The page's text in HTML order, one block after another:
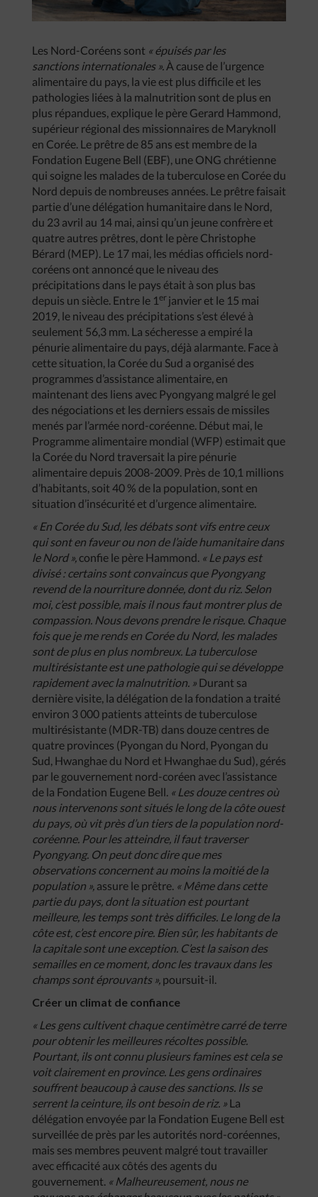
Les Nord-Coréens sont « épuisés par les
sanctions internationales ». À cause de l’urgence
alimentaire du pays, la vie est plus difficile et les
pathologies liées à la malnutrition sont de plus en
plus répandues, explique le père Gerard Hammond,
supérieur régional des missionnaires de Maryknoll
en Corée. Le prêtre de 85 ans est membre de la
Fondation Eugene Bell (EBF), une ONG chrétienne
qui soigne les malades de la tuberculose en Corée du
Nord depuis de nombreuses années. Le prêtre faisait
partie d’une délégation humanitaire dans le Nord,
du 23 avril au 14 mai, ainsi qu’un jeune confrère et
quatre autres prêtres, dont le père Christophe
Bérard (MEP). Le 17 mai, les médias officiels nord-
coréens ont annoncé que le niveau des
précipitations dans le pays était à son plus bas
depuis un siècle. Entre le 1 er janvier et le 15 mai
2019, le niveau des précipitations s’est élevé à
seulement 56,3 mm. La sécheresse a empiré la
pénurie alimentaire du pays, déjà alarmante. Face à
cette situation, la Corée du Sud a organisé des
programmes d’assistance alimentaire, en
maintenant des liens avec Pyongyang malgré le gel
des négociations et les derniers essais de missiles
menés par l’armée nord-coréenne. Début mai, le
Programme alimentaire mondial (WFP) estimait que
la Corée du Nord traversait la pire pénurie
alimentaire depuis 2008-2009. Près de 10,1 millions
d’habitants, soit 40 % de la population, sont en
situation d’insécurité et d’urgence alimentaire.
« En Corée du Sud, les débats sont vifs entre ceux
qui sont en faveur ou non de l’aide humanitaire dans
le Nord », confie le père Hammond. « Le pays est
divisé : certains sont convaincus que Pyongyang
revend de la nourriture donnée, dont du riz. Selon
moi, c’est possible, mais il nous faut montrer plus de
compassion. Nous devons prendre le risque. Chaque
fois que je me rends en Corée du Nord, les malades
sont de plus en plus nombreux. La tuberculose
multirésistante est une pathologie qui se développe
rapidement avec la malnutrition. » Durant sa
dernière visite, la délégation de la fondation a traité
environ 3 000 patients atteints de tuberculose
multirésistante (MDR-TB) dans douze centres de
quatre provinces (Pyongan du Nord, Pyongan du
Sud, Hwanghae du Nord et Hwanghae du Sud), gérés
par le gouvernement nord-coréen avec l’assistance
de la Fondation Eugene Bell. « Les douze centres où
nous intervenons sont situés le long de la côte ouest
du pays, où vit près d’un tiers de la population nord-
coréenne. Pour les atteindre, il faut traverser
Pyongyang. On peut donc dire que mes
observations concernent au moins la moitié de la
population », assure le prêtre. « Même dans cette
partie du pays, dont la situation est pourtant
meilleure, les temps sont très difficiles. Le long de la
côte est, c’est encore pire. Bien sûr, les habitants de
la capitale sont une exception. C’est la saison des
semailles en ce moment, donc les travaux dans les
champs sont éprouvants », poursuit-il.
Créer un climat de confiance
« Les gens cultivent chaque centimètre carré de terre
pour obtenir les meilleures récoltes possible.
Pourtant, ils ont connu plusieurs famines est cela se
voit clairement en province. Les gens ordinaires
souffrent beaucoup à cause des sanctions. Ils se
serrent la ceinture, ils ont besoin de riz. » La
délégation envoyée par la Fondation Eugene Bell est
surveillée de près par les autorités nord-coréennes,
mais ses membres peuvent malgré tout travailler
avec efficacité aux côtés des agents du
gouvernement. « Malheureusement, nous ne